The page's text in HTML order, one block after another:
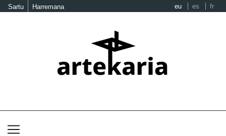
Sartu Harremana eu es fr